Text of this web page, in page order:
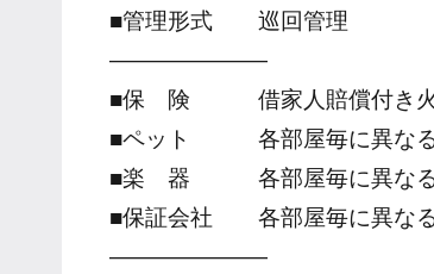
■管理形式 巡回管理
―――――――
■保 険 借家人賠償付き火
■ペット 各部屋毎に異な
■楽 器 各部屋毎に異な
■保証会社 各部屋毎に異な
―――――――